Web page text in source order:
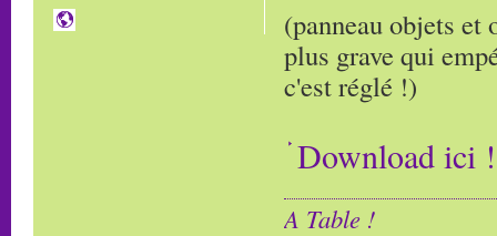
(panneau objets
plus grave qui
c'est réglé !)
Download ici !
A Table !